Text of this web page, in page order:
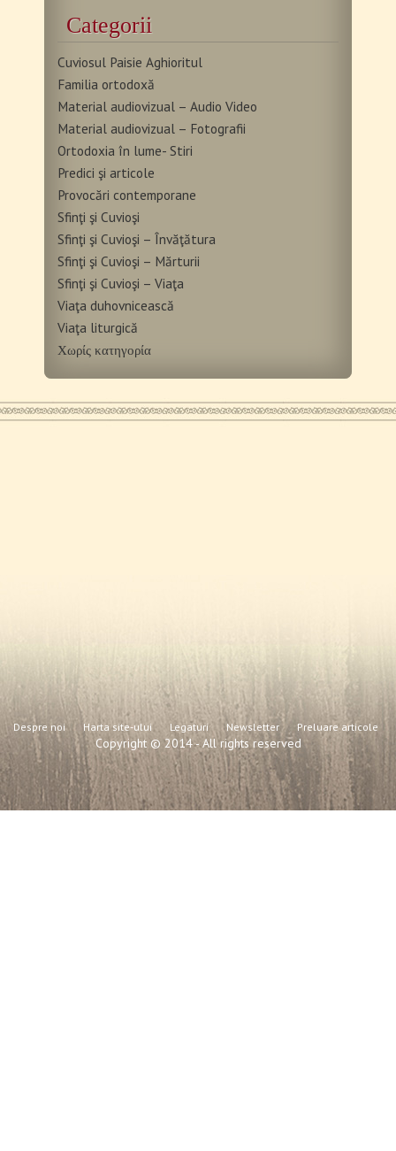
Categorii
Cuviosul Paisie Aghioritul
Familia ortodoxă
Material audiovizual – Audio Video
Material audiovizual – Fotografii
Ortodoxia în lume- Stiri
Predici şi articole
Provocări contemporane
Sfinţi şi Cuvioşi
Sfinţi şi Cuvioşi – Învăţătura
Sfinţi şi Cuvioşi – Mărturii
Sfinţi şi Cuvioşi – Viaţa
Viaţa duhovnicească
Viaţa liturgică
Χωρίς κατηγορία
Despre noi Harta site-ului Legaturi Newsletter Preluare articole
Copyright © 2014 - All rights reserved